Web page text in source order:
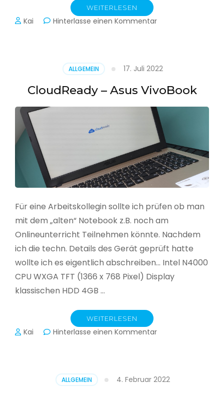
WEITERLESEN
Kai Hinterlasse einen Kommentarzu
Jahressicherung
ALLGEMEIN 17. Juli 2022
CloudReady – Asus VivoBook
Für eine Arbeitskollegin sollte ich prüfen ob man
mit dem „alten“ Notebook z.B. noch am
Onlineunterricht Teilnehmen könnte. Nachdem
ich die techn. Details des Gerät geprüft hatte
wollte ich es eigentlich abschreiben… Intel N4000
CPU WXGA TFT (1366 x 768 Pixel) Display
klassischen HDD 4GB …
WEITERLESEN
Kai Hinterlasse einen Kommentarzu
ALLGEMEIN 4. Februar 2022